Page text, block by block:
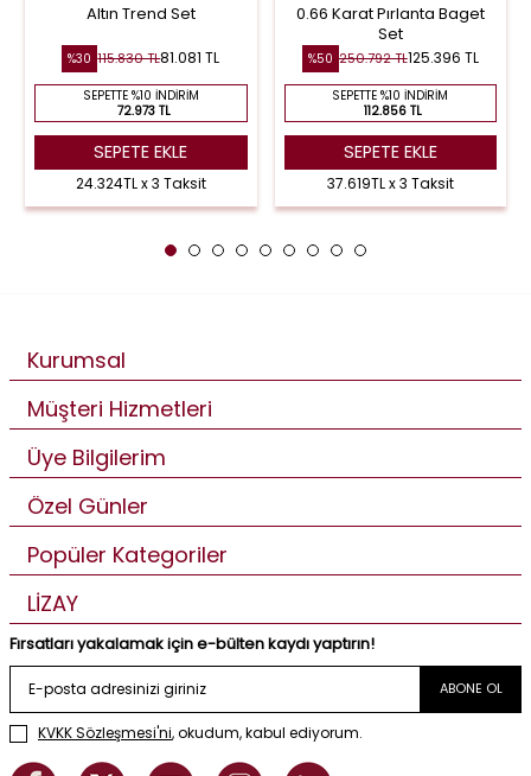
Altın Trend Set
%30 115.830 TL81.081 TL
SEPETTE %10 İNDIRIM
72.973 TL
SEPETE EKLE
24.324TL x 3 Taksit
0.66 Karat Pırlanta Baget
Set
%50 250.792 TL125.396 TL
SEPETTE %10 İNDIRIM
112.856 TL
SEPETE EKLE
37.619TL x 3 Taksit
Kurumsal
Müşteri Hizmetleri
Üye Bilgilerim
Özel Günler
Popüler Kategoriler
LİZAY
Fırsatları yakalamak için e-bülten kaydı yaptırın!
ABONE OL
KVKK Sözleşmesi'ni, okudum, kabul ediyorum.